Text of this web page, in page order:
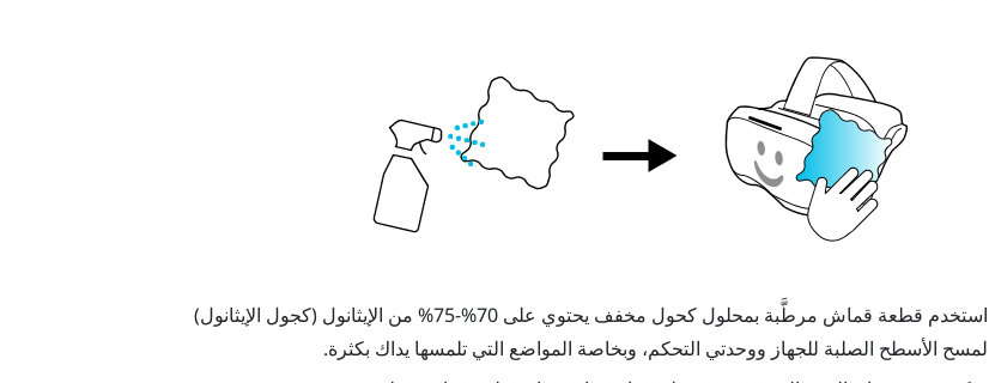
استخدم قطعة قماش مرطَّبة بمحلول كحول مخفف يحتوي على 70%-75% من الإيثانول (كجول الإيثانول)
لمسح الأسطح الصلبة للجهاز ووحدتي التحكم، وبخاصة المواضع التي تلمسها يداك بكثرة.